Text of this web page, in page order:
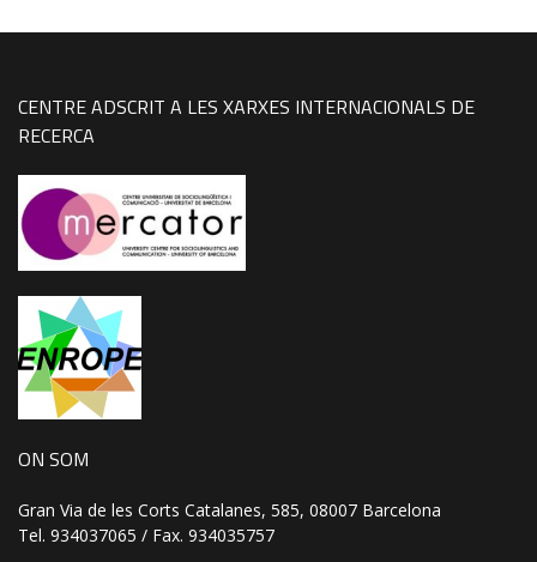
CENTRE ADSCRIT A LES XARXES INTERNACIONALS DE
RECERCA
ON SOM
Gran Via de les Corts Catalanes, 585, 08007 Barcelona
Tel. 934037065 / Fax. 934035757